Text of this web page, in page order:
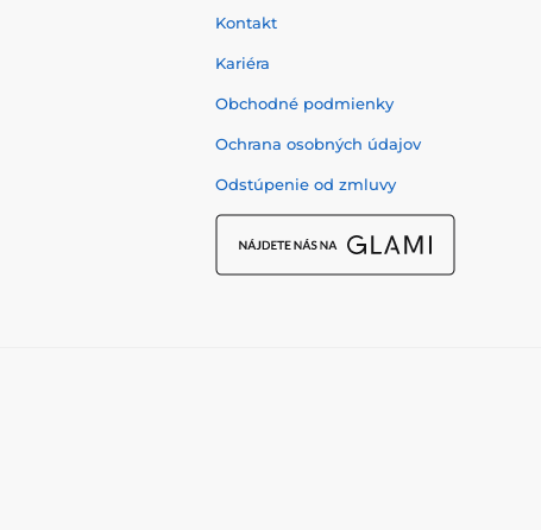
Kontakt
Kariéra
Obchodné podmienky
Ochrana osobných údajov
Odstúpenie od zmluvy